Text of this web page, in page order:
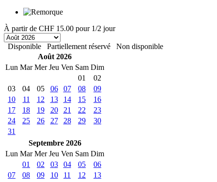
À partir de CHF 15.00 pour 1/2 jour
Disponible Partiellement réservé
Non disponible
Août 2026
Lun Mar Mer Jeu Ven Sam Dim
01
02
03
04 05 06 07 08
09
10
11 12 13 14 15
16
17
18 19 20 21 22
23
24
25 26 27 28 29
30
31
Septembre 2026
Lun Mar Mer Jeu Ven Sam Dim
01
02 03 04 05
06
07
08 09 10 11 12
13